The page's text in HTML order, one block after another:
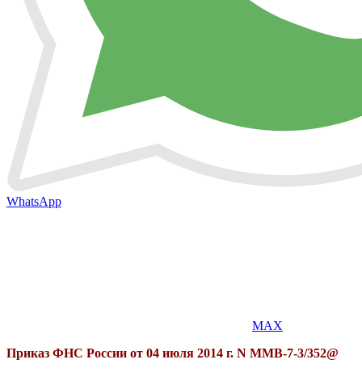
WhatsApp
MAX
Приказ ФНС России от 04 июля 2014 г. N ММВ-7-3/352@